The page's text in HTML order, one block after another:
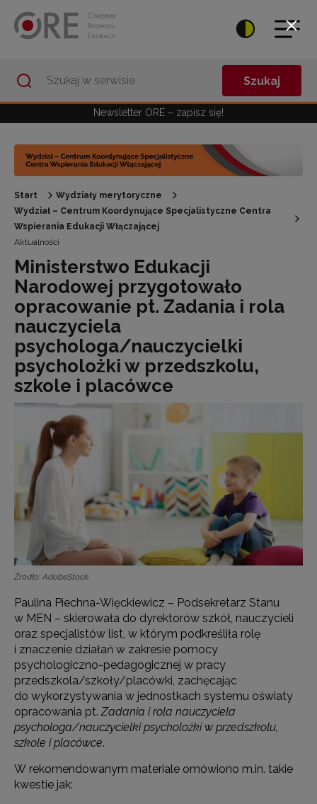
Szukaj
Newsletter ORE – zapisz się!
Start
Wydziały merytoryczne
Wydział – Centrum Koordynujące Specjalistyczne Centra
Wspierania Edukacji Włączającej
Aktualności
Ministerstwo Edukacji
Narodowej przygotowało
opracowanie pt. Zadania i rola
nauczyciela
psychologa/nauczycielki
psycholożki w przedszkolu,
szkole i placówce
Źródło: AdobeStock
Paulina Piechna-Więckiewicz – Podsekretarz Stanu
w MEN – skierowała do dyrektorów szkół, nauczycieli
oraz specjalistów list, w którym podkreśliła rolę
i znaczenie działań w zakresie pomocy
psychologiczno-pedagogicznej w pracy
przedszkola/szkoły/placówki, zachęcając
do wykorzystywania w jednostkach systemu oświaty
opracowania pt.Zadania i rola nauczyciela
psychologa/nauczycielki psycholożki w przedszkolu,
szkole i placówce.
W rekomendowanym materiale omówiono m.in. takie
kwestie jak: